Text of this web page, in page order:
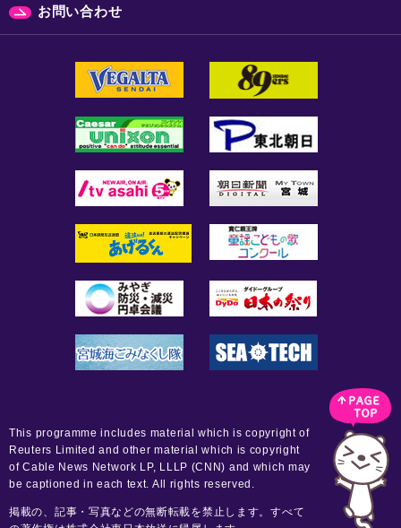
お問い合わせ
This programme includes material which is copyright of
Reuters Limited and other material which is copyright
of Cable News Network LP, LLLP (CNN) and which may
be captioned in each text. All rights reserved.
掲載の、記事・写真などの無断転載を禁止します。すべて